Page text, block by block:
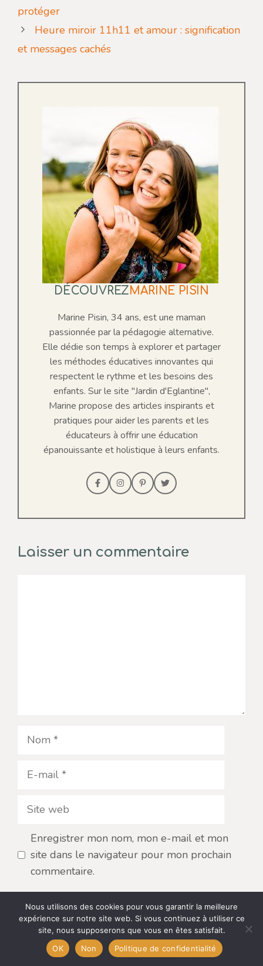
protéger
Heure miroir 11h11 et amour : signification
et messages cachés
DÉCOUVREZMARINE PISIN
Marine Pisin, 34 ans, est une maman
passionnée par la pédagogie alternative.
Elle dédie son temps à explorer et partager
les méthodes éducatives innovantes qui
respectent le rythme et les besoins des
enfants. Sur le site "Jardin d'Eglantine",
Marine propose des articles inspirants et
pratiques pour aider les parents et les
éducateurs à offrir une éducation
épanouissante et holistique à leurs enfants.
Laisser un commentaire
Nom
E-
Site
Enregistrer mon nom, mon e-mail et mon
site dans le navigateur pour mon prochain
commentaire.
Nous utilisons des cookies pour vous garantir la meilleure
expérience sur notre site web. Si vous continuez à utiliser ce
site, nous supposerons que vous en êtes satisfait.
OK
Non Politique de confidentialité